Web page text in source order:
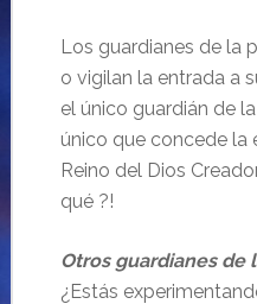
Los guardianes de la
o vigilan la entrada a
el único guardián de
único que concede la
Reino del Dios
qué ?!
Otros guardianes de
¿Estás